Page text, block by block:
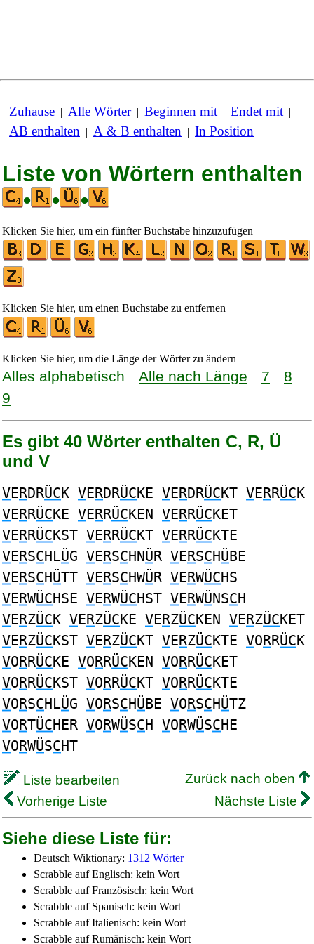
Zuhause | Alle Wörter| Beginnen mit | Endet mit |
AB enthalten | A & B enthalten | In Position
Liste von Wörtern enthalten
•
• •
Klicken Sie hier, um ein fünfter Buchstabe hinzuzufügen
Klicken Sie hier, um einen Buchstabe zu entfernen
Klicken Sie hier, um die Länge der Wörter zu ändern
Alles alphabetisch Alle nach Länge 7
8
9
Es gibt 40 Wörter enthalten C, R, Ü
und V
VERDRÜCK VERDRÜCKE VERDRÜCKT VERRÜCK
VERRÜCKE VERRÜCKEN VERRÜCKET
VERRÜCKST VERRÜCKT VERRÜCKTE
VERSCHLÜG VERSCHNÜR VERSCHÜBE
VERSCHÜTT VERSCHWÜR VERWÜCHS
VERWÜCHSE VERWÜCHST VERWÜNSCH
VERZÜCK VERZÜCKE VERZÜCKEN VERZÜCKET
VERZÜCKST VERZÜCKT VERZÜCKTE VORRÜCK
VORRÜCKE VORRÜCKEN VORRÜCKET
VORRÜCKST VORRÜCKT VORRÜCKTE
VORSCHLÜG VORSCHÜBE VORSCHÜTZ
VORTÜCHER VORWÜSCH VORWÜSCHE
VORWÜSCHT
Liste bearbeiten
Zurück nach oben
Vorherige Liste
Nächste Liste
Siehe diese Liste für:
Deutsch Wiktionary: 1312 Wörter
Scrabble auf Englisch: kein Wort
Scrabble auf Französisch: kein Wort
Scrabble auf Spanisch: kein Wort
Scrabble auf Italienisch: kein Wort
Scrabble auf Rumänisch: kein Wort